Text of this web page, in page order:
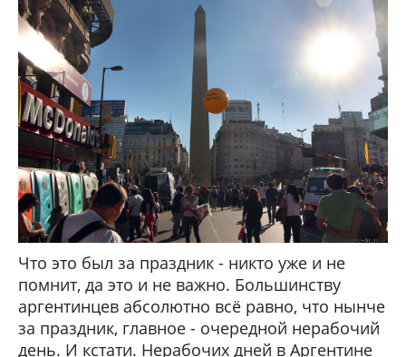
Что это был за праздник - никто уже и не
помнит, да это и не важно. Большинству
аргентинцев абсолютно всё равно, что нынче
за праздник, главное - очередной нерабочий
день. И кстати. Нерабочих дней в Аргентине